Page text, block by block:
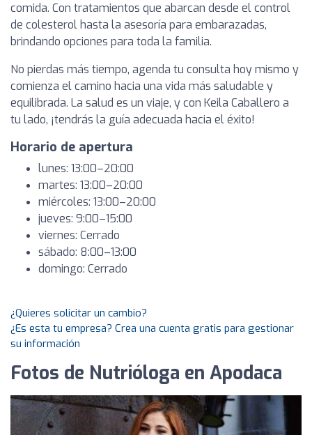
comida. Con tratamientos que abarcan desde el control
de colesterol hasta la asesoría para embarazadas,
brindando opciones para toda la familia.
No pierdas más tiempo, agenda tu consulta hoy mismo y
comienza el camino hacia una vida más saludable y
equilibrada. La salud es un viaje, y con Keila Caballero a
tu lado, ¡tendrás la guía adecuada hacia el éxito!
Horario de apertura
lunes: 13:00–20:00
martes: 13:00–20:00
miércoles: 13:00–20:00
jueves: 9:00–15:00
viernes: Cerrado
sábado: 8:00–13:00
domingo: Cerrado
¿Quieres solicitar un cambio?
¿Es esta tu empresa? Crea una cuenta gratis para gestionar
su información
Fotos de Nutrióloga en Apodaca